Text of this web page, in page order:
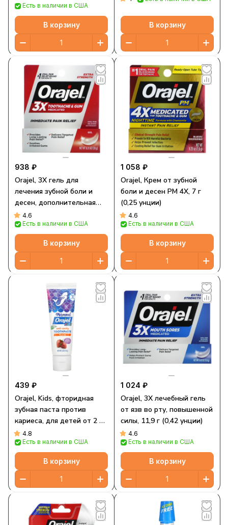
Есть в наличии в США
В корзину В корзину
938 ₽
Orajel, 3X гель для
лечения зубной боли и
десен, дополнительная
сила, 7 г (0,25 унции)
4.6
Есть в наличии в США
В корзину
1 058 ₽
Orajel, Крем от зубной
боли и десен PM 4X, 7 г
(0,25 унции)
4.6
Есть в наличии в США
В корзину
439 ₽
Orajel, Kids, фторидная
зубная паста против
кариеса, для детей от 2 до
10 лет, натуральная
ягодная клубника, 119 г
(4,2 унции)
4.8
Есть в наличии в США
В корзину
1 024 ₽
Orajel, 3X лечебный гель
от язв во рту, повышенной
силы, 11,9 г (0,42 унции)
4.6
Есть в наличии в США
В корзину